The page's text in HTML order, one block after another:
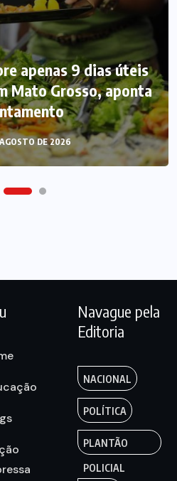
apenas 9 dias úteis
Mato Grosso, aponta
DE 2026
Navague pela
Editoria
NACIONAL
POLÍTICA
PLANTÃO
POLICIAL